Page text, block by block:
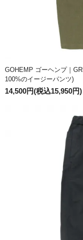
GOHEMP ゴーヘンプ｜
100%のイージーパンツ)
14,500円(税込15,950円)